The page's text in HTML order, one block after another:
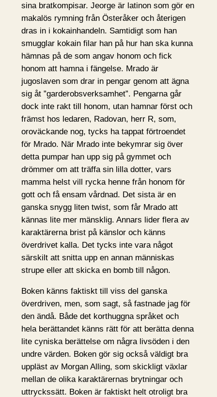
sina bratkompisar. Jeorge är latinon som gör en
makalös rymning från Österåker och återigen
dras in i kokainhandeln. Samtidigt som han
smugglar kokain filar han på hur han ska kunna
hämnas på de som angav honom och fick
honom att hamna i fängelse. Mrado är
jugoslaven som drar in pengar genom att ägna
sig åt ”garderobsverksamhet”. Pengarna går
dock inte rakt till honom, utan hamnar först och
främst hos ledaren, Radovan, herr R, som,
oroväckande nog, tycks ha tappat förtroendet
för Mrado. När Mrado inte bekymrar sig över
detta pumpar han upp sig på gymmet och
drömmer om att träffa sin lilla dotter, vars
mamma helst vill rycka henne från honom för
gott och få ensam vårdnad. Det sista är en
ganska snygg liten twist, som får Mrado att
kännas lite mer mänsklig. Annars lider flera av
karaktärerna brist på känslor och känns
överdrivet kalla. Det tycks inte vara något
särskilt att snitta upp en annan människas
strupe eller att skicka en bomb till någon.
Boken känns faktiskt till viss del ganska
överdriven, men, som sagt, så fastnade jag för
den ändå. Både det korthuggna språket och
hela berättandet känns rätt för att berätta denna
lite cyniska berättelse om några livsöden i den
undre värden. Boken gör sig också väldigt bra
uppläst av Morgan Alling, som skickligt växlar
mellan de olika karaktärernas brytningar och
uttryckssätt. Boken är faktiskt helt otroligt bra